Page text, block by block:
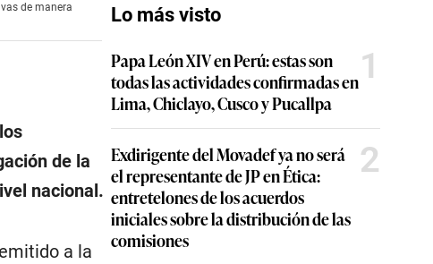
de manera
de la
nacional.
a la
Lo más visto
Papa León XIV en Perú: estas son
todas las actividades confirmadas en
Lima, Chiclayo, Cusco y Pucallpa
1
Exdirigente del Movadef ya no será
el representante de JP en Ética:
entretelones de los acuerdos
iniciales sobre la distribución de las
comisiones
2